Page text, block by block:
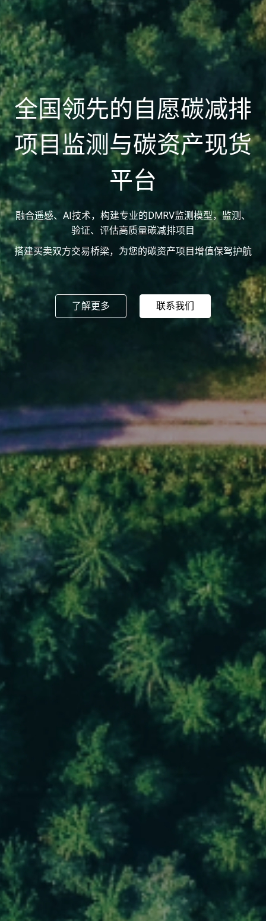
全国领先的自愿碳减排
项目监测与碳资产现货
平台
融合遥感、AI技术，构建专业的DMRV监测模型，监测、
验证、评估高质量碳减排项目
搭建买卖双方交易桥梁，为您的碳资产项目增值保驾护航
了解更多 联系我们